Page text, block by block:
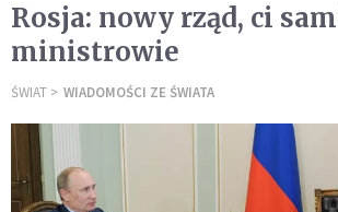
Rosja: nowy rząd, ci
ministrowie
ŚWIAT WIADOMOŚCI ZE ŚWIATA